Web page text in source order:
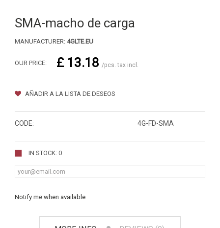
SMA-macho de carga
MANUFACTURER: 4GLTE.EU
OUR PRICE: £ 13.18 /pcs. tax incl.
AÑADIR A LA LISTA DE DESEOS
CODE: 4G-FD-SMA
IN STOCK: 0
Notify me when available